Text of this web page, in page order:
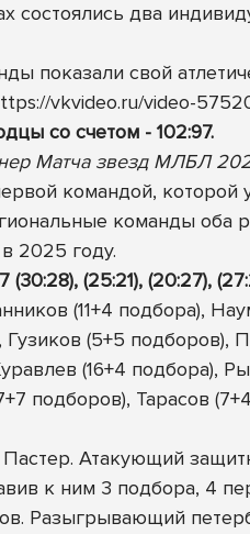
два
показали свой
vkvideo.ru/video-
со счетом - 102:97.
Матча звезд МЛБЛ
командой,
команды оба
2025 году.
(25:21), (20:27),
(11+4 подбора),
Гузиков (5+5
(16+4 подбора),
подборов), Тарасов
Атакующий
к ним 3 подбора, 4
Разыгрывающий